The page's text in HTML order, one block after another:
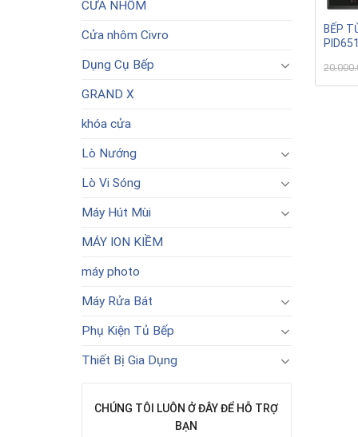
CỬA NHÔM
Cửa nhôm Civro
Dụng Cụ Bếp
GRAND X
khóa cửa
Lò Nướng
Lò Vi Sóng
Máy Hút Mùi
MÁY ION KIỀM
máy photo
Máy Rửa Bát
Phụ Kiện Tủ Bếp
Thiết Bị Gia Dụng
CHÚNG TÔI LUÔN Ở ĐÂY ĐỂ HỖ TRỢ
BẠN
BẾP